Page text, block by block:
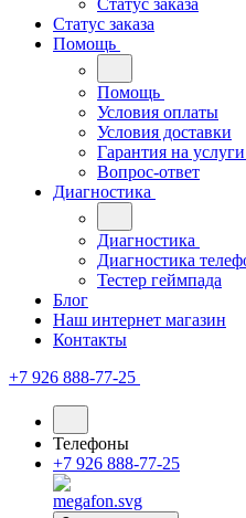
Статус заказа
Статус заказа
Помощь
Помощь
Условия оплаты
Условия доставки
Гарантия на
Вопрос-ответ
Диагностика
Диагностика
Диагностика
Тестер геймпада
Блог
Наш интернет магазин
Контакты
+7 926 888-77-25
Телефоны
+7 926 888-77-25